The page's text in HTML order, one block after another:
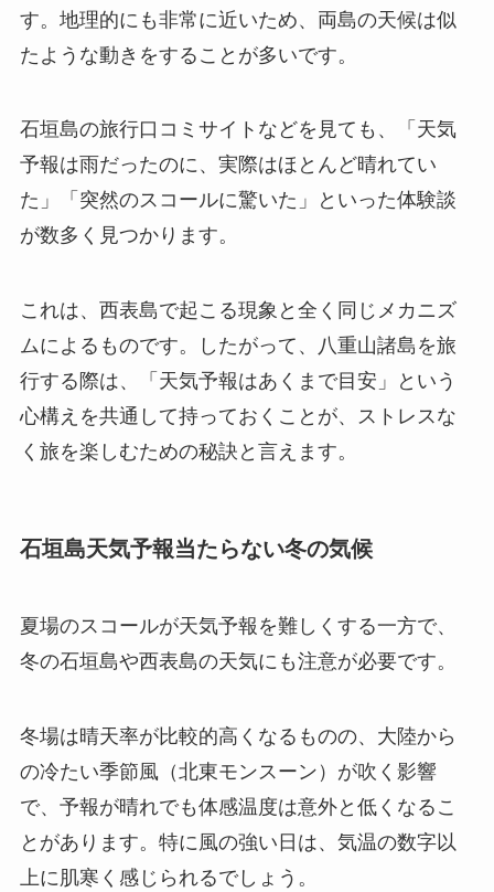
す。地理的にも非常に近いため、両島の天候は似
たような動きをすることが多いです。
石垣島の旅行口コミサイトなどを見ても、「天気
予報は雨だったのに、実際はほとんど晴れてい
た」「突然のスコールに驚いた」といった体験談
が数多く見つかります。
これは、西表島で起こる現象と全く同じメカニズ
ムによるものです。したがって、八重山諸島を旅
行する際は、「天気予報はあくまで目安」という
心構えを共通して持っておくことが、ストレスな
く旅を楽しむための秘訣と言えます。
石垣島天気予報当たらない冬の気候
夏場のスコールが天気予報を難しくする一方で、
冬の石垣島や西表島の天気にも注意が必要です。
冬場は晴天率が比較的高くなるものの、大陸から
の冷たい季節風（北東モンスーン）が吹く影響
で、予報が晴れでも体感温度は意外と低くなるこ
とがあります。特に風の強い日は、気温の数字以
上に肌寒く感じられるでしょう。